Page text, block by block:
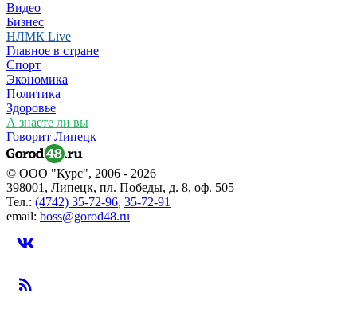
Видео
Бизнес
НЛМК Live
Главное в стране
Спорт
Экономика
Политика
Здоровье
А знаете ли вы
Говорит Липецк
© ООО "Курс", 2006 - 2026
398001, Липецк, пл. Победы, д. 8, оф. 505
Тел.: (4742) 35-72-96, 35-72-91
email: boss@gorod48.ru